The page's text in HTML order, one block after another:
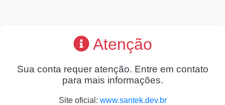
Atenção
Sua conta requer atenção. Entre em contato
para mais informações.
Site oficial: www.santek.dev.br